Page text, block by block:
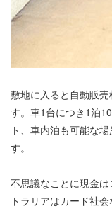
敷地に入ると自動販
す。車1台につき1泊
ト、車内泊も可能な
す。
不思議なことに現金
トラリアはカード社